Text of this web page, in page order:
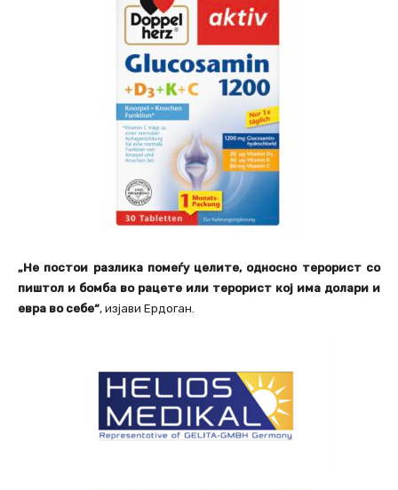
„Не постои разлика помеѓу целите, односно терорист со
пиштол и бомба во рацете или терорист кој има долари и
евра во себе“, изјави Ердоган.